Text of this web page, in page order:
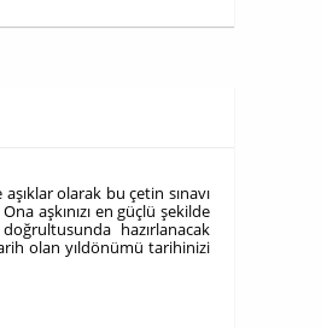
olarak bu çetin sınavı
aşkınızı en güçlü şekilde
hazırlanacak
olan yıldönümü tarihinizi